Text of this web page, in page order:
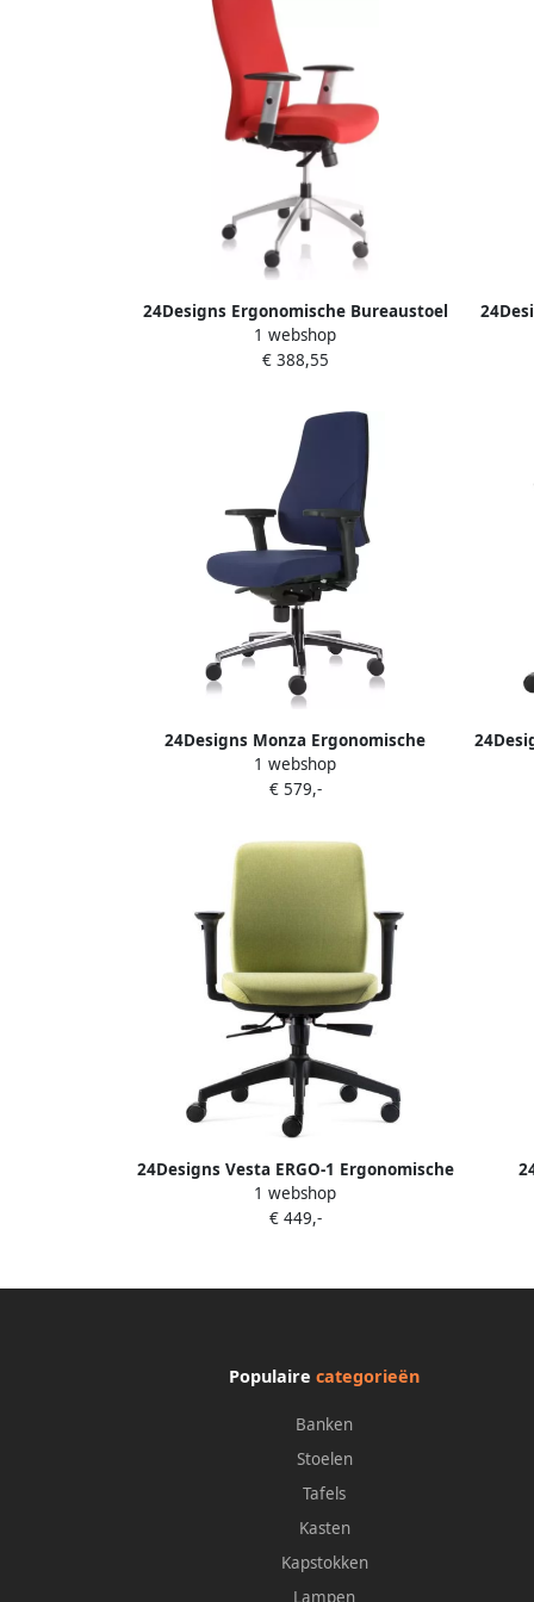
24Designs Ergonomische Bureaustoel
Turijn NEN1335 Rood Aluminium
Onderstel Met Wielen
1 webshop
€ 388,55
24Designs Monza Ergonomische
Bureaustoel NPR1813 Stof Blauw
Aluminium Gepolijst Onderstel
1 webshop
€ 579,-
24Designs Vesta ERGO-1 Ergonomische
Bureaustoel EN1335 Groene Stof Zwart
Onderstel
1 webshop
€ 449,-
Populairecategorieën
Banken
Stoelen
Tafels
Kasten
Kapstokken
Lampen